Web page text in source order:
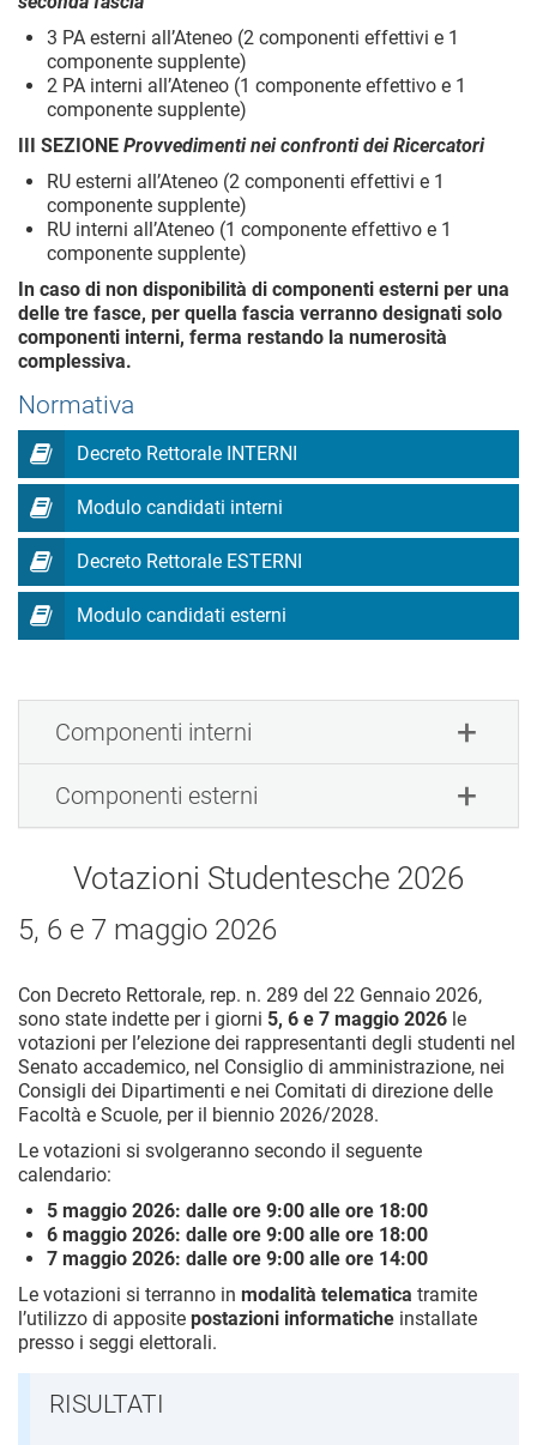
3 PA esterni all’Ateneo (2 componenti effettivi e 1
componente supplente)
2 PA interni all’Ateneo (1 componente effettivo e 1
componente supplente)
III SEZIONE Provvedimenti nei confronti dei Ricercatori
RU esterni all’Ateneo (2 componenti effettivi e 1
componente supplente)
RU interni all’Ateneo (1 componente effettivo e 1
componente supplente)
In caso di non disponibilità di componenti esterni per una
delle tre fasce, per quella fascia verranno designati solo
componenti interni, ferma restando la numerosità
complessiva.
Normativa
Decreto Rettorale INTERNI
Modulo candidati interni
Decreto Rettorale ESTERNI
Modulo candidati esterni
Componenti interni
Componenti esterni
Votazioni Studentesche 2026
5, 6 e 7 maggio 2026
Con Decreto Rettorale, rep. n. 289 del 22 Gennaio 2026,
sono state indette per i giorni 5, 6 e 7 maggio 2026 le
votazioni per l’elezione dei rappresentanti degli studenti nel
Senato accademico, nel Consiglio di amministrazione, nei
Consigli dei Dipartimenti e nei Comitati di direzione delle
Facoltà e Scuole, per il biennio 2026/2028.
Le votazioni si svolgeranno secondo il seguente
calendario:
5 maggio 2026: dalle ore 9:00 alle ore 18:00
6 maggio 2026: dalle ore 9:00 alle ore 18:00
7 maggio 2026: dalle ore 9:00 alle ore 14:00
Le votazioni si terranno in modalità telematica tramite
l’utilizzo di apposite postazioni informatiche installate
presso i seggi elettorali.
RISULTATI